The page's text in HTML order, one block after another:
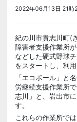
2022年06月13日 21時
紀の川市貴志川町(
障害者支援作業所
などした硬式野球
をスタートし、利
「エコボール」と
労継続支援作業所
志川」と、岩出市
す。
これらの作業所で